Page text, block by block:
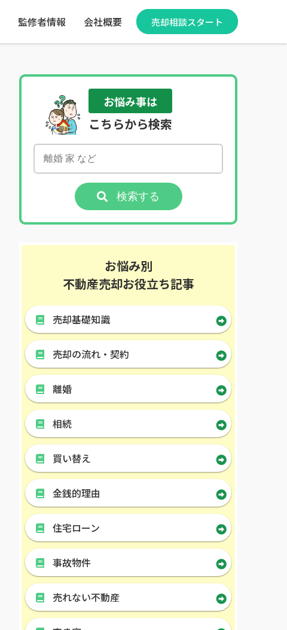
監修者情報 会社概要 売却相談スタート
お悩み事は
こちらから検索
検索する
お悩み別
不動産売却お役立ち記事
売却基礎知識
売却の流れ・契約
離婚
相続
買い替え
金銭的理由
住宅ローン
事故物件
売れない不動産